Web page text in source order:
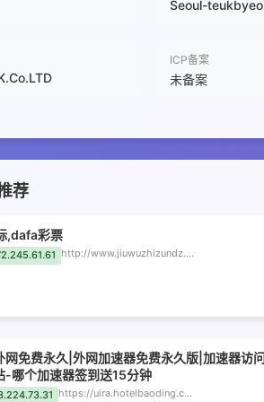
Seoul-
ICP备案
未备案
荐
,dafa彩票
http://www.jiuwuzhizundz.com
网免费永久|外网加速器免费永久版|加速器访
-哪个加速器签到送15分钟
https://uira.hotelbaoding.com